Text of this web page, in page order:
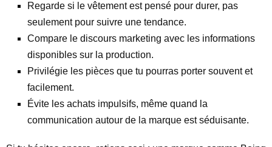
Regarde si le vêtement est pensé pour durer, pas
seulement pour suivre une tendance.
Compare le discours marketing avec les informations
disponibles sur la production.
Privilégie les pièces que tu pourras porter souvent et
facilement.
Évite les achats impulsifs, même quand la
communication autour de la marque est séduisante.